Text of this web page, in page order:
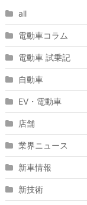
all
電動車コラム
電動車 試乗記
自動車
EV・電動車
店舗
業界ニュース
新車情報
新技術